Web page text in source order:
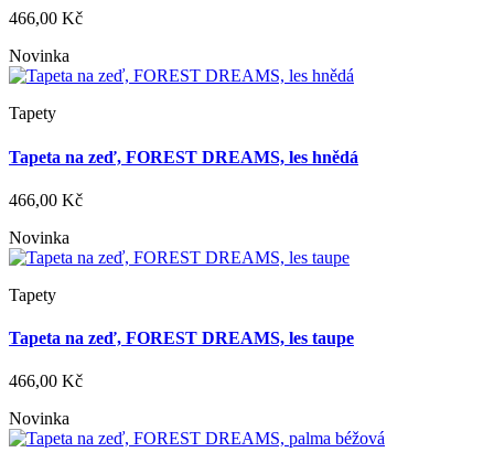
466,00 Kč
Novinka
Tapety
Tapeta na zeď, FOREST DREAMS, les hnědá
466,00 Kč
Novinka
Tapety
Tapeta na zeď, FOREST DREAMS, les taupe
466,00 Kč
Novinka